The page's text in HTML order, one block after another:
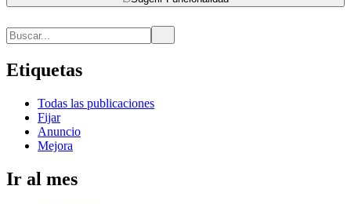
Etiquetas
Todas las publicaciones
Fijar
Anuncio
Mejora
Ir al mes